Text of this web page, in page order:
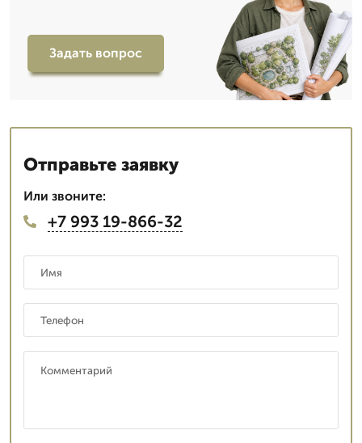
Задать вопрос
Отправьте заявку
Или звоните:
+7 993 19-866-32